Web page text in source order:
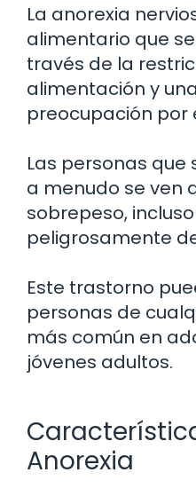
La anorexia
alimentario que
través de la
alimentación y
preocupación por
Las personas que
a menudo se ven
sobrepeso,
peligrosamente
Este trastorno
personas de
más común en
jóvenes adultos.
Anorexia